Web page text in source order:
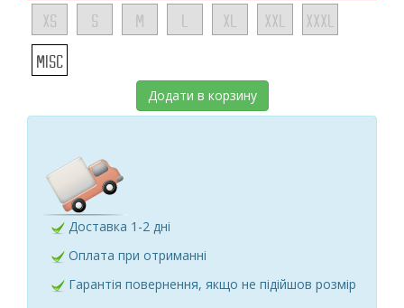
XS S M L XL XXL XXXL
MISC
Додати в корзину
Доставка 1-2 дні
Оплата при отриманні
Гарантія повернення, якщо не підійшов розмір